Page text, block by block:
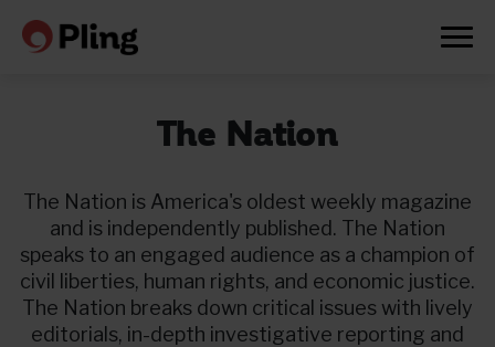
The Nation
The Nation is America's oldest weekly magazine
and is independently published. The Nation
speaks to an engaged audience as a champion of
civil liberties, human rights, and economic justice.
The Nation breaks down critical issues with lively
editorials, in-depth investigative reporting and